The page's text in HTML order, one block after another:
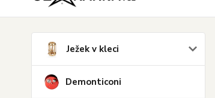
Ježek v kleci
Demonticoni